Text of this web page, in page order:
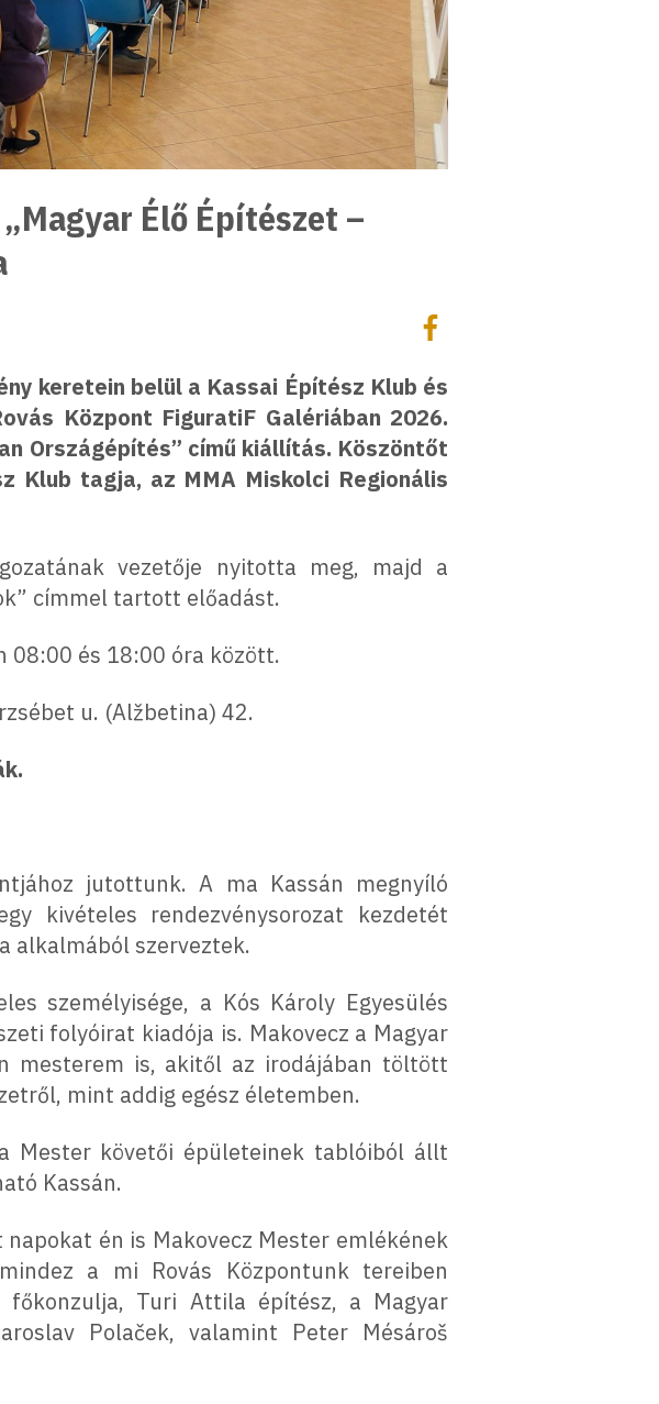
Élő Építészet –
Megosztás
Megosztás Facebookon
keretein belül a Kassai Építész Klub és
Központ FiguratiF Galériában 2026.
Országépítés” című kiállítás. Köszöntőt
Klub tagja, az MMA Miskolci Regionális
vezetője nyitotta meg, majd a
címmel tartott előadást.
és 18:00 óra között.
u. (Alžbetina) 42.
jutottunk. A ma Kassán megnyíló
kivételes rendezvénysorozat kezdetét
alkalmából szerveztek.
személyisége, a Kós Károly Egyesülés
folyóirat kiadója is. Makovecz a Magyar
mesterem is, akitől az irodájában töltött
mint addig egész életemben.
Mester követői épületeinek tablóiból állt
Kassán.
én is Makovecz Mester emlékének
a mi Rovás Központunk tereiben
főkonzulja, Turi Attila építész, a Magyar
Polaček, valamint Peter Mésároš